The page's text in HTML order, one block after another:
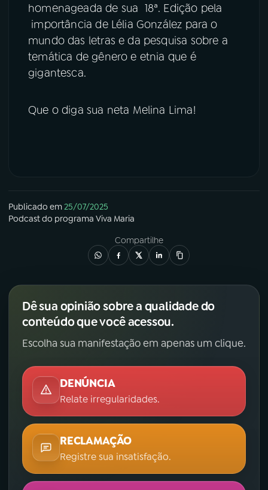
homenageada de sua 18ª. Edição pela
importância de Lélia González para o
mundo das letras e da pesquisa sobre a
temática de gênero e etnia que é
gigantesca.
Que o diga sua neta Melina Lima!
Publicado em25/07/2025
Podcastdo programa Viva Maria
Compartilhe
Dê sua opinião sobre a qualidade do
conteúdo que você acessou.
Escolha sua manifestação em apenas um clique.
DENÚNCIA
Relate irregularidades.
RECLAMAÇÃO
Registre sua insatisfação.